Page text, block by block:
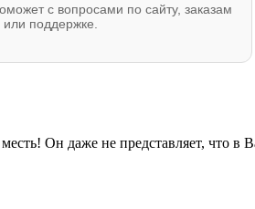
с вопросами по сайту, заказам
или поддержке.
Он даже не представляет, что в